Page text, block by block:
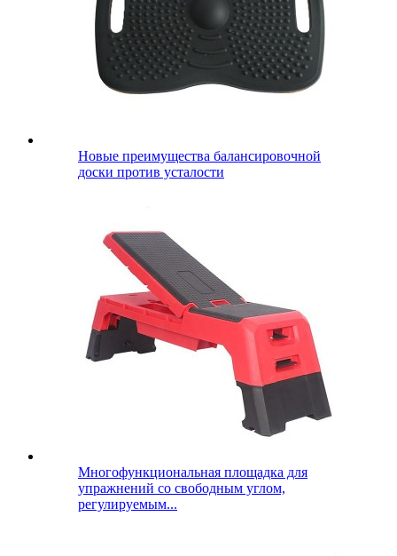
Новые преимущества балансировочной
доски против усталости
Многофункциональная площадка для
упражнений со свободным углом,
регулируемым...